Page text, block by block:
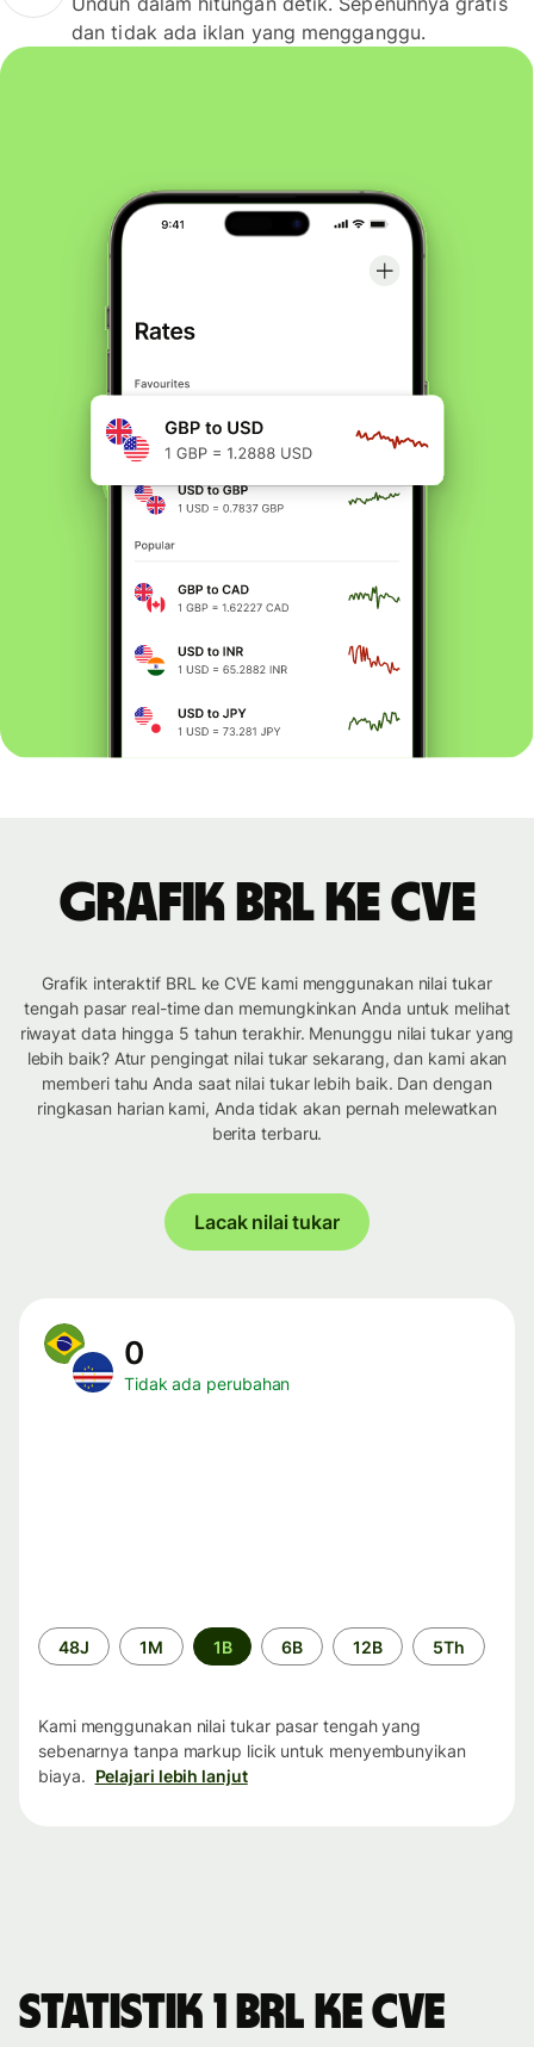
dan tidak ada iklan yang mengganggu.
Grafik BRL ke CVE
Grafik interaktif BRL ke CVE kami menggunakan nilai tukar
tengah pasar real-time dan memungkinkan Anda untuk melihat
riwayat data hingga 5 tahun terakhir. Menunggu nilai tukar yang
lebih baik? Atur pengingat nilai tukar sekarang, dan kami akan
memberi tahu Anda saat nilai tukar lebih baik. Dan dengan
ringkasan harian kami, Anda tidak akan pernah melewatkan
berita terbaru.
Lacak nilai tukar
0
Tidak ada perubahan
Periode
waktu
48J 1M 1B 6B 12B 5Th
Kami menggunakan nilai tukar pasar tengah yang
sebenarnya tanpa markup licik untuk menyembunyikan
biaya. Pelajari lebih lanjut
Statistik 1 BRL ke CVE